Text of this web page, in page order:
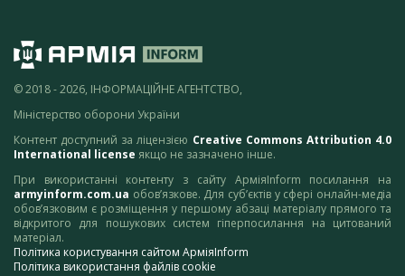
© 2018 - 2026, ІНФОРМАЦІЙНЕ АГЕНТСТВО,
Міністерство оборони України
Контент доступний за ліцензією Creative Commons Attribution 4.0
International license якщо не зазначено інше.
При використанні контенту з сайту АрміяInform посилання на
armyinform.com.ua обов’язкове. Для суб’єктів у сфері онлайн-медіа
обов’язковим є розміщення у першому абзаці матеріалу прямого та
відкритого для пошукових систем гіперпосилання на цитований
матеріал.
Політика користування сайтом АрміяInform
Політика використання файлів cookie